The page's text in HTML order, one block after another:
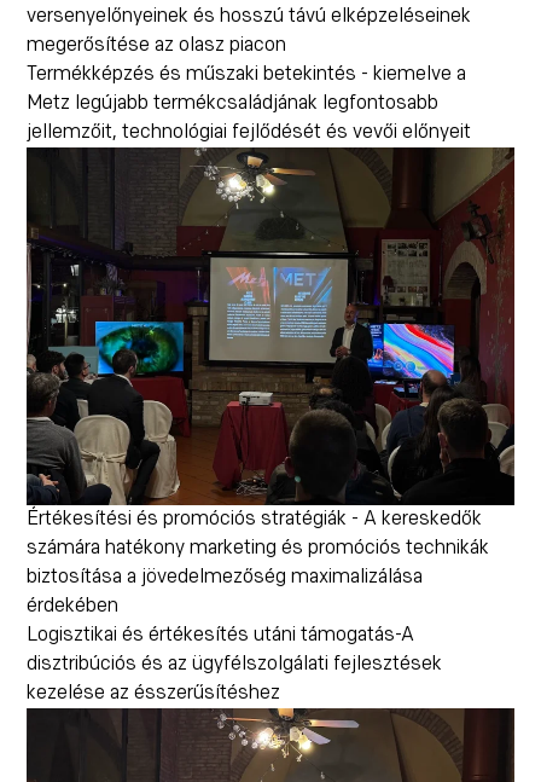
versenyelőnyeinek és hosszú távú elképzeléseinek
megerősítése az olasz piacon
Termékképzés és műszaki betekintés - kiemelve a
Metz legújabb termékcsaládjának legfontosabb
jellemzőit, technológiai fejlődését és vevői előnyeit
Értékesítési és promóciós stratégiák - A kereskedők
számára hatékony marketing és promóciós technikák
biztosítása a jövedelmezőség maximalizálása
érdekében
Logisztikai és értékesítés utáni támogatás-A
disztribúciós és az ügyfélszolgálati fejlesztések
kezelése az ésszerűsítéshez